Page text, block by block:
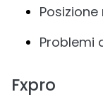
Problemi
Fxpro